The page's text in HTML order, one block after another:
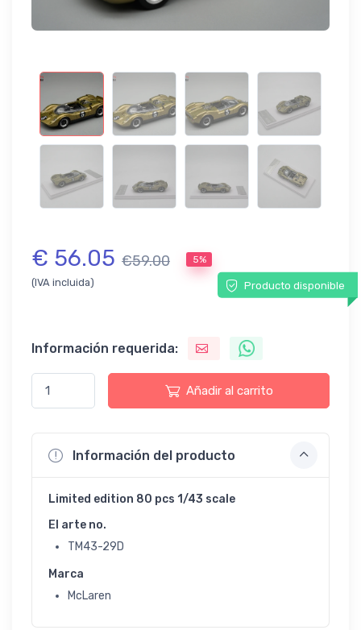
€ 56.05 €59.00 5%
(IVA incluida) Producto disponible
Información requerida:
Añadir al carrito
Información del producto
Limited edition 80 pcs 1/43 scale
El arte no.
TM43-29D
Marca
McLaren